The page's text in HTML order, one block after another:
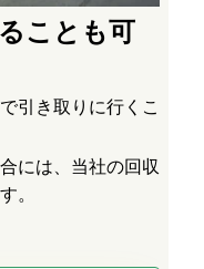
ことも可
引き取りに行くこ
には、当社の回収
。